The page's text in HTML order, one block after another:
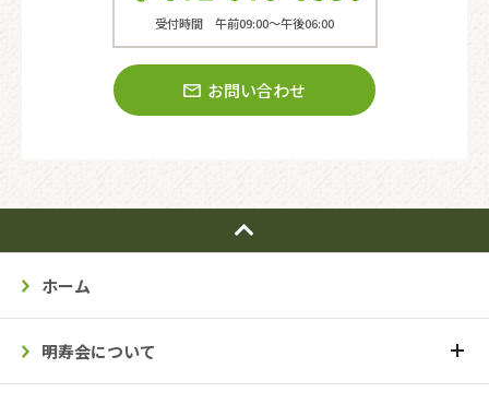
受付時間 午前09:00〜午後06:00
お問い合わせ
ホーム
明寿会について